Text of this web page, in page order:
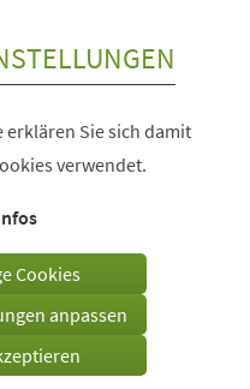
erklären Sie sich damit
verwendet.
Cookies
anpassen